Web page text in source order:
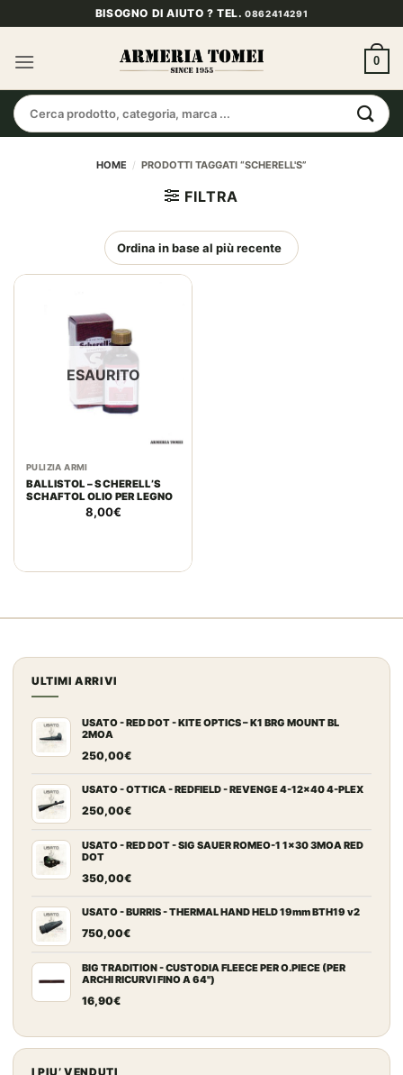
ai
contenuti
BISOGNO DI AIUTO ? TEL.0862414291
0
Cerca:
HOME / PRODOTTI TAGGATI “SCHERELL'S”
FILTRA
ESAURITO
PULIZIA ARMI
BALLISTOL – SCHERELL’S
SCHAFTOL OLIO PER LEGNO
8,00€
ULTIMI ARRIVI
USATO - RED DOT - KITE OPTICS – K1 BRG MOUNT BL
2MOA
250,00€
USATO - OTTICA - REDFIELD - REVENGE 4-12x40 4-PLEX
250,00€
USATO - RED DOT - SIG SAUER ROMEO-1 1x30 3MOA RED
DOT
350,00€
USATO - BURRIS - THERMAL HAND HELD 19mm BTH19 v2
750,00€
BIG TRADITION - CUSTODIA FLEECE PER O.PIECE (PER
ARCHI RICURVI FINO A 64")
16,90€
I PIU’ VENDUTI